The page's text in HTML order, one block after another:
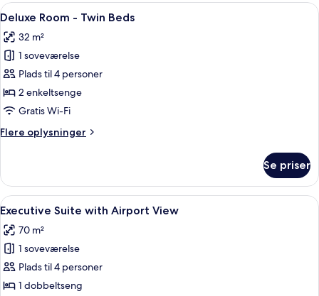
1
Bed
Indlæs
alle
billeder
af
Deluxe
Room
-
Beds
Et hotelværelse med to senge, et
10
Deluxe Room - Twin Beds
32 m²
1 soveværelse
Plads til 4 personer
2 enkeltsenge
Gratis Wi-Fi
Flere oplysninger
Flere
Room
Twin
Se priser
Indlæs
alle
billeder
af
Executive
Suite
En rummelig stue med store
12
Executive Suite with Airport View
70 m²
1 soveværelse
Plads til 4 personer
1 dobbeltseng